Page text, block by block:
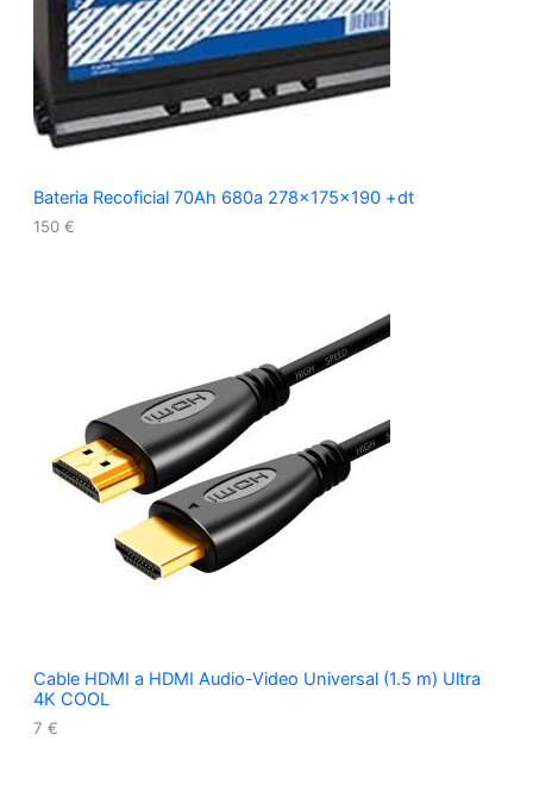
Bateria Recoficial 70Ah 680a 278x175x190 +dt
150 €
Cable HDMI a HDMI Audio-Video Universal (1.5 m) Ultra
4K COOL
7 €